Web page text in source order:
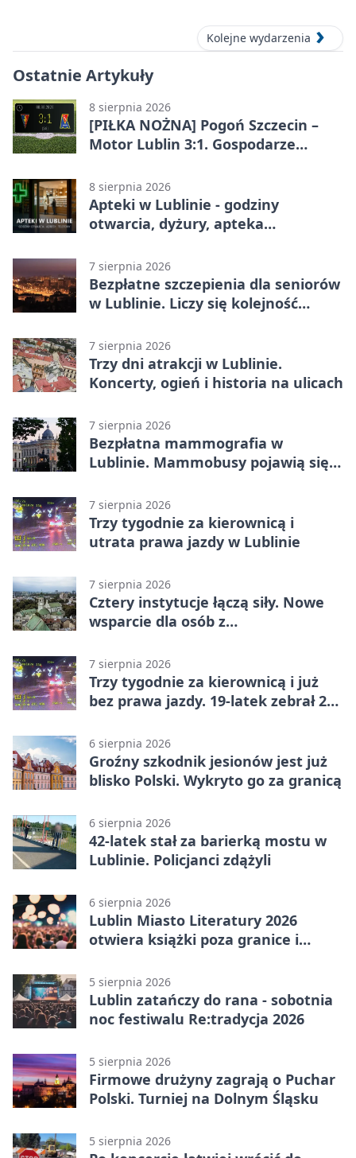
Kolejne wydarzenia
Ostatnie Artykuły
8 sierpnia 2026
[PIŁKA NOŻNA] Pogoń Szczecin –
Motor Lublin 3:1. Gospodarze
Ekstraklasy
8 sierpnia 2026
Apteki w Lublinie - godziny
otwarcia, dyżury, apteka
7 sierpnia 2026
Bezpłatne szczepienia dla seniorów
w Lublinie. Liczy się kolejność
7 sierpnia 2026
Trzy dni atrakcji w Lublinie.
Koncerty, ogień i historia na ulicach
7 sierpnia 2026
Bezpłatna mammografia w
Lublinie. Mammobusy pojawią się
7 sierpnia 2026
Trzy tygodnie za kierownicą i
utrata prawa jazdy w Lublinie
7 sierpnia 2026
Cztery instytucje łączą siły. Nowe
wsparcie dla osób z
7 sierpnia 2026
Trzy tygodnie za kierownicą i już
bez prawa jazdy. 19-latek zebrał 23
6 sierpnia 2026
Groźny szkodnik jesionów jest już
blisko Polski. Wykryto go za granicą
6 sierpnia 2026
42-latek stał za barierką mostu w
Lublinie. Policjanci zdążyli
6 sierpnia 2026
Lublin Miasto Literatury 2026
otwiera książki poza granice i
5 sierpnia 2026
Lublin zatańczy do rana - sobotnia
noc festiwalu Re:tradycja 2026
5 sierpnia 2026
Firmowe drużyny zagrają o Puchar
Polski. Turniej na Dolnym Śląsku
5 sierpnia 2026